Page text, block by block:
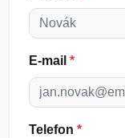
E-mail *
Telefon *